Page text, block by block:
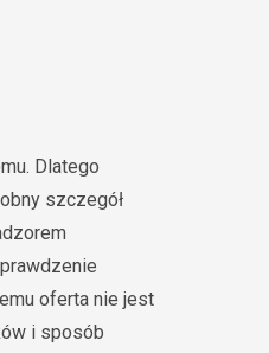
Dlatego
szczegół
oferta nie jest
i sposób